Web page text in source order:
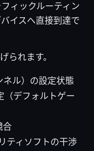
ィックルーティン
イスへ直接到達で
られます。
ル）の設定状態
（デフォルトゲー
合
ティソフトの干渉